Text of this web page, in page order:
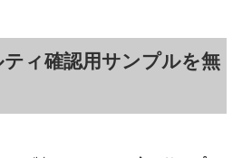
ィ確認用サンプルを無